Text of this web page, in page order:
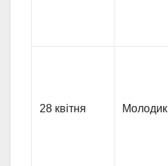
28 квітня Молодик